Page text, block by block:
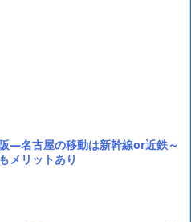
―名古屋の移動は新幹線or近鉄～
メリットあり